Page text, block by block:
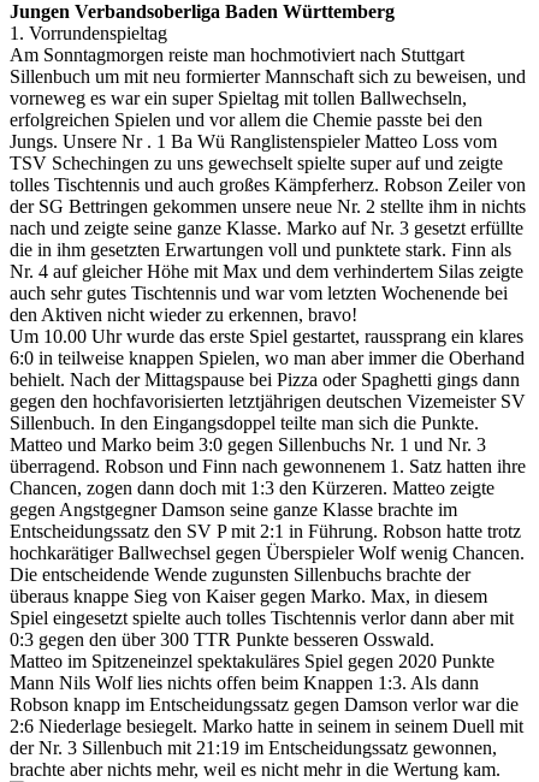
Jungen Verbandsoberliga Baden Württemberg
1. Vorrundenspieltag
Am Sonntagmorgen reiste man hochmotiviert nach Stuttgart
Sillenbuch um mit neu formierter Mannschaft sich zu beweisen, und
vorneweg es war ein super Spieltag mit tollen Ballwechseln,
erfolgreichen Spielen und vor allem die Chemie passte bei den
Jungs. Unsere Nr . 1 Ba Wü Ranglistenspieler Matteo Loss vom
TSV Schechingen zu uns gewechselt spielte super auf und zeigte
tolles Tischtennis und auch großes Kämpferherz. Robson Zeiler von
der SG Bettringen gekommen unsere neue Nr. 2 stellte ihm in nichts
nach und zeigte seine ganze Klasse. Marko auf Nr. 3 gesetzt erfüllte
die in ihm gesetzten Erwartungen voll und punktete stark. Finn als
Nr. 4 auf gleicher Höhe mit Max und dem verhindertem Silas zeigte
auch sehr gutes Tischtennis und war vom letzten Wochenende bei
den Aktiven nicht wieder zu erkennen, bravo!
Um 10.00 Uhr wurde das erste Spiel gestartet, raussprang ein klares
6:0 in teilweise knappen Spielen, wo man aber immer die Oberhand
behielt. Nach der Mittagspause bei Pizza oder Spaghetti gings dann
gegen den hochfavorisierten letztjährigen deutschen Vizemeister SV
Sillenbuch. In den Eingangsdoppel teilte man sich die Punkte.
Matteo und Marko beim 3:0 gegen Sillenbuchs Nr. 1 und Nr. 3
überragend. Robson und Finn nach gewonnenem 1. Satz hatten ihre
Chancen, zogen dann doch mit 1:3 den Kürzeren. Matteo zeigte
gegen Angstgegner Damson seine ganze Klasse brachte im
Entscheidungssatz den SV P mit 2:1 in Führung. Robson hatte trotz
hochkarätiger Ballwechsel gegen Überspieler Wolf wenig Chancen.
Die entscheidende Wende zugunsten Sillenbuchs brachte der
überaus knappe Sieg von Kaiser gegen Marko. Max, in diesem
Spiel eingesetzt spielte auch tolles Tischtennis verlor dann aber mit
0:3 gegen den über 300 TTR Punkte besseren Osswald.
Matteo im Spitzeneinzel spektakuläres Spiel gegen 2020 Punkte
Mann Nils Wolf lies nichts offen beim Knappen 1:3. Als dann
Robson knapp im Entscheidungssatz gegen Damson verlor war die
2:6 Niederlage besiegelt. Marko hatte in seinem in seinem Duell mit
der Nr. 3 Sillenbuch mit 21:19 im Entscheidungssatz gewonnen,
brachte aber nichts mehr, weil es nicht mehr in die Wertung kam.